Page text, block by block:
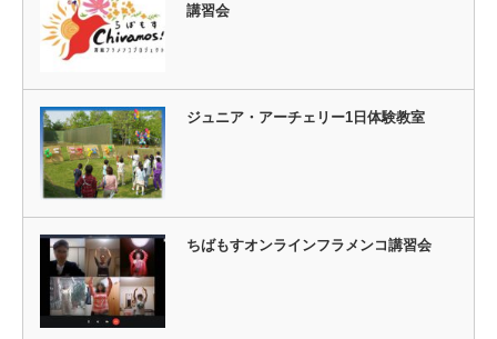
講習会
ジュニア・アーチェリー1日体験教室
ちばもすオンラインフラメンコ講習会